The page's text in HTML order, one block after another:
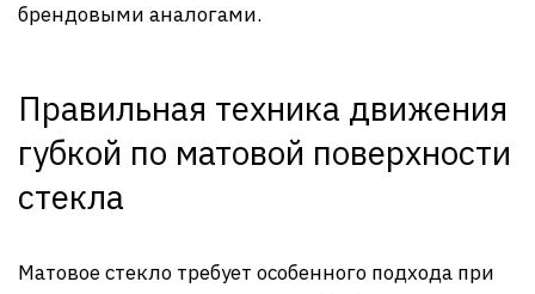
брендовыми аналогами.
Правильная техника движения
губкой по матовой поверхности
стекла
Матовое стекло требует особенного подхода при